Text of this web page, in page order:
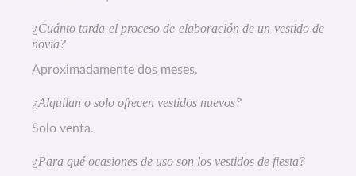
¿Cuánto tarda el proceso de elaboración de un vestido de
novia?
Aproximadamente dos meses.
¿Alquilan o solo ofrecen vestidos nuevos?
Solo venta.
¿Para qué ocasiones de uso son los vestidos de fiesta?